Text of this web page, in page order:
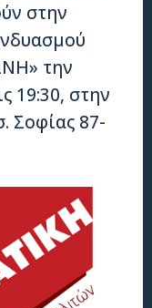
στην
την
19:30, στην
Σοφίας 87-